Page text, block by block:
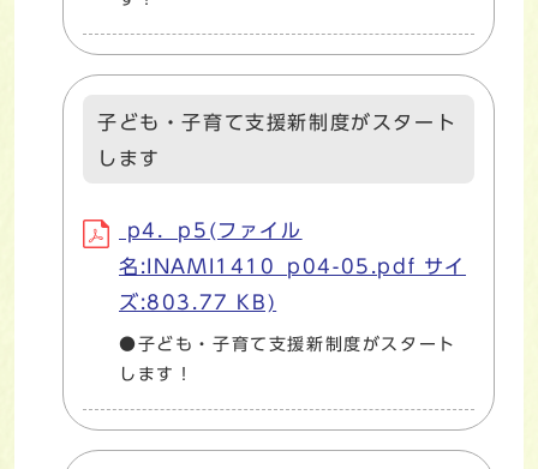
子ども・子育て支援新制度がスタート
します
p4．p5(ファイル
名:INAMI1410_p04-05.pdf サイ
ズ:803.77 KB)
●子ども・子育て支援新制度がスタート
します！